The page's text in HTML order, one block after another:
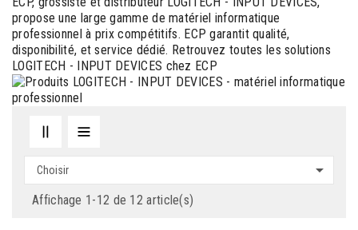
propose une large gamme de matériel informatique
professionnel à prix compétitifs. ECP garantit qualité,
disponibilité, et service dédié. Retrouvez toutes les solutions
LOGITECH - INPUT DEVICES chez ECP
Choisir 
Affichage 1-12 de 12 article(s)